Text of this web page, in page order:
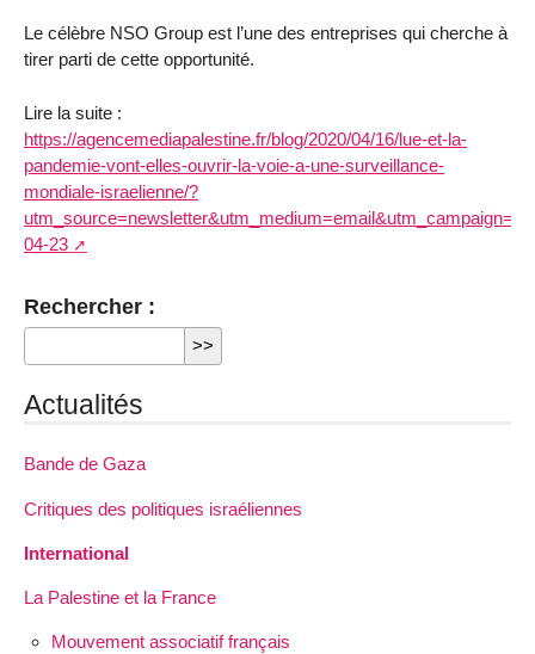
Le célèbre NSO Group est l’une des entreprises qui cherche à
tirer parti de cette opportunité.
Lire la suite :
https://agencemediapalestine.fr/blog/2020/04/16/lue-et-la-
pandemie-vont-elles-ouvrir-la-voie-a-une-surveillance-
mondiale-israelienne/?
04-23
Rechercher :
Actualités
Bande de Gaza
Critiques des politiques israéliennes
International
La Palestine et la France
Mouvement associatif français